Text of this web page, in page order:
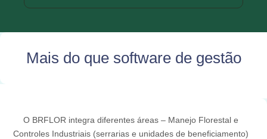
Mais do que software de gestão
O BRFLOR integra diferentes áreas – Manejo Florestal e
Controles Industriais (serrarias e unidades de beneficiamento)